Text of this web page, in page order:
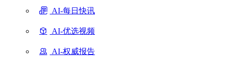
AI-每日快讯
AI-优选视频
AI-权威报告